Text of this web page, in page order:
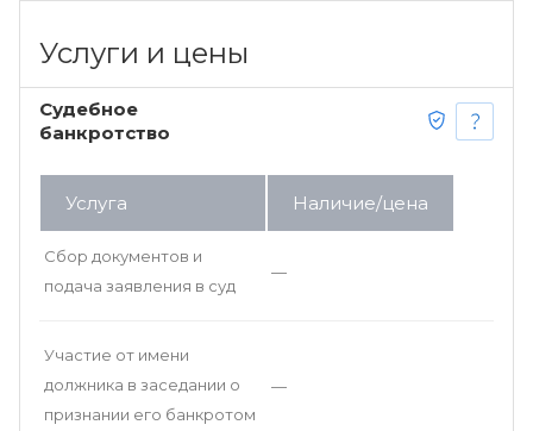
Услуги и цены
Судебное
банкротство
Услуга Наличие/цена
Сбор документов и
подача заявления в суд
—
Участие от имени
должника в заседании о
признании его банкротом
—